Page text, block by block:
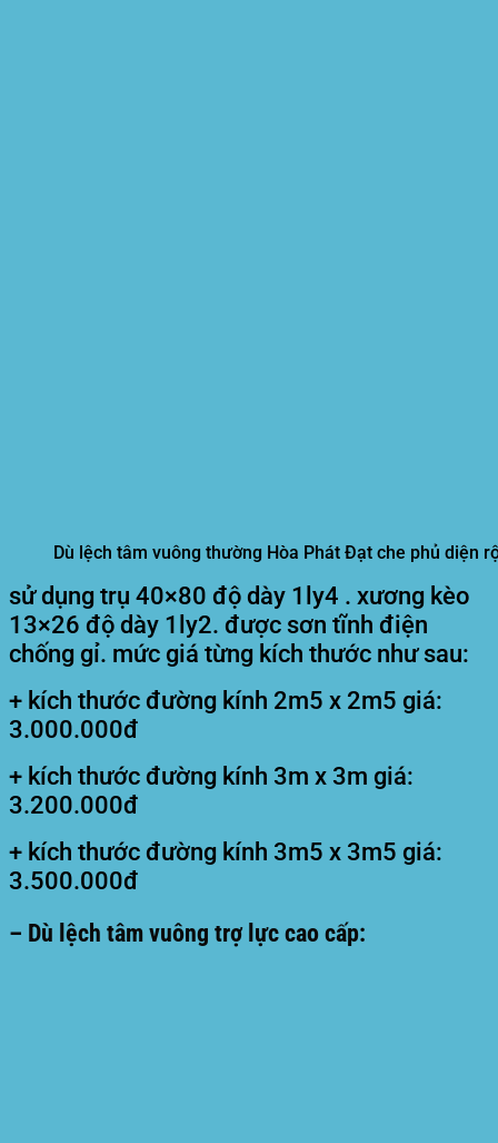
Dù lệch tâm vuông thường Hòa Phát Đạt che phủ diện
sử dụng trụ 40×80 độ dày 1ly4 . xương kèo
13×26 độ dày 1ly2. được sơn tĩnh điện
chống gỉ. mức giá từng kích thước như sau:
+ kích thước đường kính 2m5 x 2m5 giá:
3.000.000đ
+ kích thước đường kính 3m x 3m giá:
3.200.000đ
+ kích thước đường kính 3m5 x 3m5 giá:
3.500.000đ
– Dù lệch tâm vuông trợ lực cao cấp: